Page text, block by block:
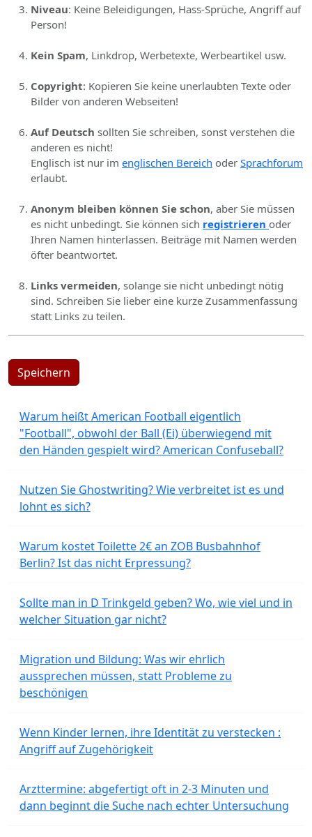
Niveau: Keine Beleidigungen, Hass-Sprüche, Angriff auf
Person!
Kein Spam, Linkdrop, Werbetexte, Werbeartikel usw.
Copyright: Kopieren Sie keine unerlaubten Texte oder
Bilder von anderen Webseiten!
Auf Deutsch sollten Sie schreiben, sonst verstehen die
anderen es nicht!
Englisch ist nur im englischen Bereich oder Sprachforum
erlaubt.
Anonym bleiben können Sie schon, aber Sie müssen
es nicht unbedingt. Sie können sich registrieren oder
Ihren Namen hinterlassen. Beiträge mit Namen werden
öfter beantwortet.
Links vermeiden, solange sie nicht unbedingt nötig
sind. Schreiben Sie lieber eine kurze Zusammenfassung
statt Links zu teilen.
Speichern
Warum heißt American Football eigentlich
"Football", obwohl der Ball (Ei) überwiegend mit
den Händen gespielt wird? American Confuseball?
Nutzen Sie Ghostwriting? Wie verbreitet ist es und
lohnt es sich?
Warum kostet Toilette 2€ an ZOB Busbahnhof
Berlin? Ist das nicht Erpressung?
Sollte man in D Trinkgeld geben? Wo, wie viel und in
welcher Situation gar nicht?
Migration und Bildung: Was wir ehrlich
aussprechen müssen, statt Probleme zu
beschönigen
Wenn Kinder lernen, ihre Identität zu verstecken :
Angriff auf Zugehörigkeit
Arzttermine: abgefertigt oft in 2-3 Minuten und
dann beginnt die Suche nach echter Untersuchung